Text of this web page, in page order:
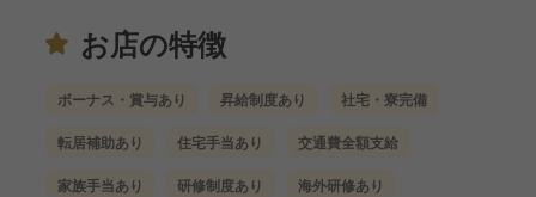
お店の特徴
ボーナス・賞与あり 昇給制度あり 社宅・寮完備
転居補助あり 住宅手当あり 交通費全額支給
家族手当あり 研修制度あり 海外研修あり